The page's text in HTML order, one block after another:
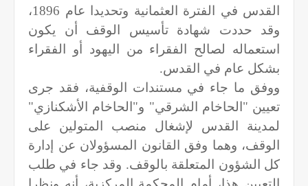
القدس في الفترة العثمانية وتحديدا عام 1896،
وقد حددت شهادة تأسيس الوقف أن يكون
استعماله لصالح الفقراء من اليهود أو الفقراء
بشكل عام في القدس.
ووفق ما جاء في مستندات الوقفية، فقد جرى
تعيين "الحاخام الشرقي" و"الحاخام الأشكنازي"
لمدينة القدس لإشغال منصب المتولين على
الوقف، وهما وفق القانون المسؤولان عن إدارة
كل الشؤون المتعلقة بالوقف. وقد جاء في طلب